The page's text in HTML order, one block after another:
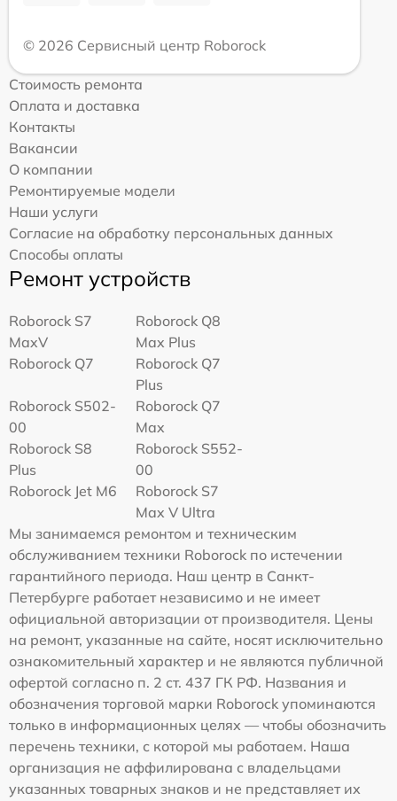
© 2026 Сервисный центр Roborock
Стоимость ремонта
Оплата и доставка
Контакты
Вакансии
О компании
Ремонтируемые модели
Наши услуги
Согласие на обработку персональных данных
Способы оплаты
Ремонт устройств
Roborock S7
MaxV
Roborock Q8
Max Plus
Roborock Q7
Roborock Q7
Plus
Roborock S502-
00
Roborock Q7
Max
Roborock S8
Plus
Roborock S552-
00
Roborock Jet M6
Roborock S7
Max V Ultra
Мы занимаемся ремонтом и техническим
обслуживанием техники Roborock по истечении
гарантийного периода. Наш центр в Санкт-
Петербурге работает независимо и не имеет
официальной авторизации от производителя. Цены
на ремонт, указанные на сайте, носят исключительно
ознакомительный характер и не являются публичной
офертой согласно п. 2 ст. 437 ГК РФ. Названия и
обозначения торговой марки Roborock упоминаются
только в информационных целях — чтобы обозначить
перечень техники, с которой мы работаем. Наша
организация не аффилирована с владельцами
указанных товарных знаков и не представляет их